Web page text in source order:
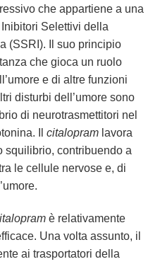
che appartiene a una
Selettivi della
(SSRI). Il suo principio
che gioca un ruolo
e di altre funzioni
disturbi dell’umore sono
di neurotrasmettitori nel
Il citalopram lavora
squilibrio, contribuendo a
le cellule nervose e, di
è relativamente
Una volta assunto, il
ai trasportatori della